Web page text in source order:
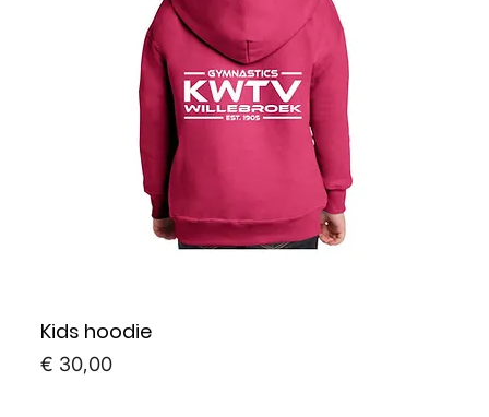
Kids hoodie
Prijs
€ 30,00